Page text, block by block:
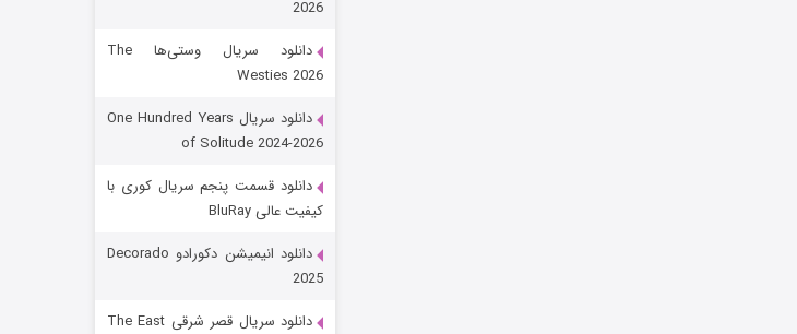
باب اسفنجی فصل ۱۷
قسمت
2026
دانلود سریال وستی‌ها The
Westies 2026
دانلود سریال One Hundred Years
of Solitude 2024-2026
دانلود قسمت پنجم سریال کوری با
کیفیت عالی BluRay
دانلود انیمیشن دکورادو Decorado
2025
دانلود سریال قصر شرقی The East